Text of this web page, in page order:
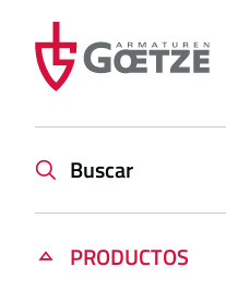
PRODUCTOS
Buscar